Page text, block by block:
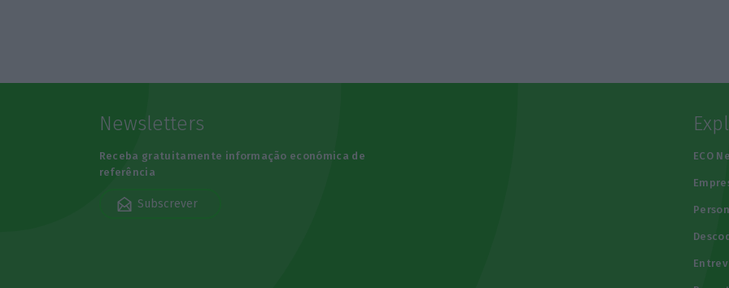
Newsletters
Receba gratuitamente informação económica de
referência
Subscrever
ECO